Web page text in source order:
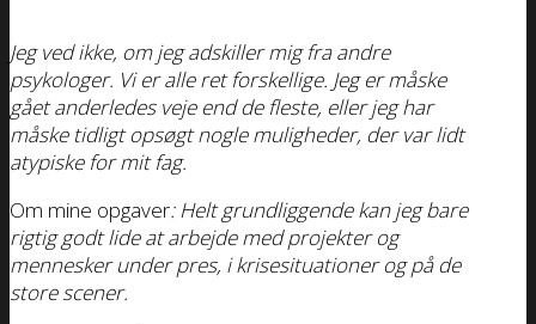
Jeg ved ikke, om jeg adskiller mig fra andre
psykologer. Vi er alle ret forskellige. Jeg er måske
gået anderledes veje end de fleste, eller jeg har
måske tidligt opsøgt nogle muligheder, der var lidt
atypiske for mit fag.
Om mine opgaver: Helt grundliggende kan jeg bare
rigtig godt lide at arbejde med projekter og
mennesker under pres, i krisesituationer og på de
store scener.